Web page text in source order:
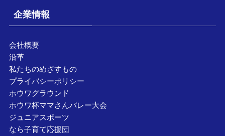
企業情報
会社概要
沿革
私たちのめざすもの
プライバシーポリシー
ホウワグラウンド
ホウワ杯ママさんバレー大会
ジュニアスポーツ
なら子育て応援団